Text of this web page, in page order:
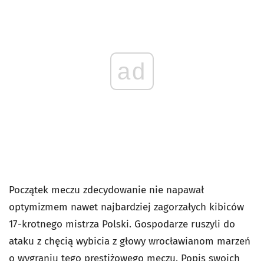
ad
Początek meczu zdecydowanie nie napawał
optymizmem nawet najbardziej zagorzałych kibiców
17-krotnego mistrza Polski. Gospodarze ruszyli do
ataku z chęcią wybicia z głowy wrocławianom marzeń
o wygraniu tego prestiżowego meczu. Popis swoich